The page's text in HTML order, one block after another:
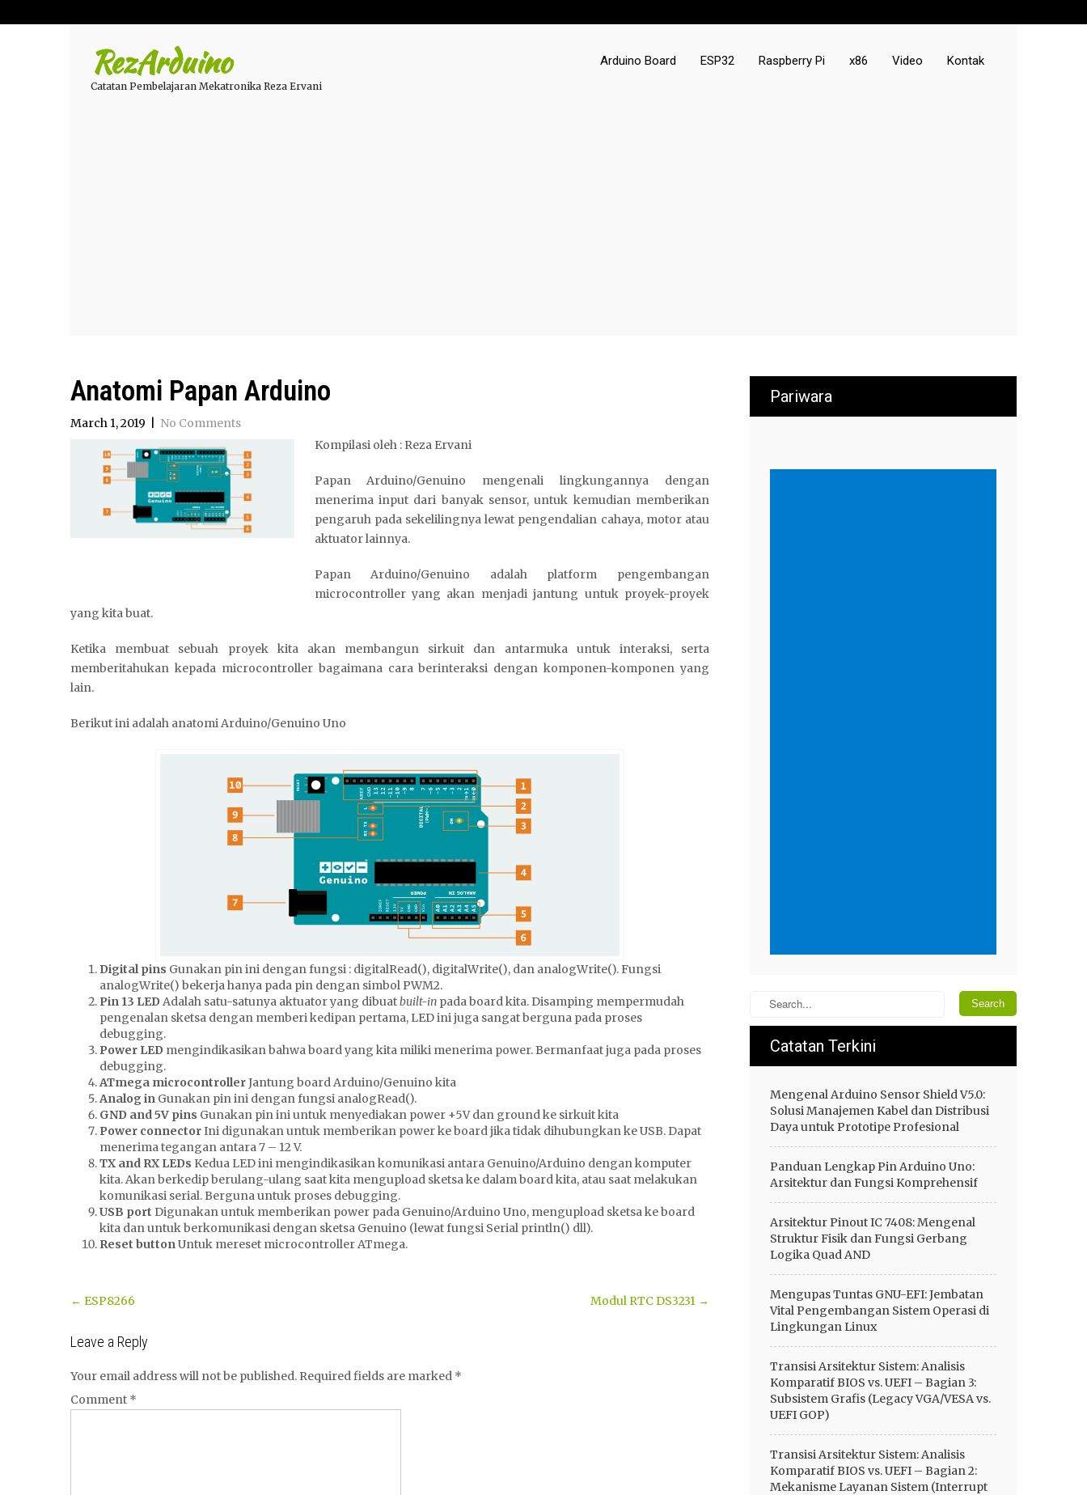
RezArduino
Catatan Pembelajaran Mekatronika Reza Ervani
Arduino Board ESP32 Raspberry Pi x86 Video Kontak
Anatomi Papan Arduino
March 1, 2019
No Comments
Kompilasi oleh : Reza Ervani
Papan Arduino/Genuino mengenali lingkungannya dengan
menerima input dari banyak sensor, untuk kemudian memberikan
pengaruh pada sekelilingnya lewat pengendalian cahaya, motor atau
aktuator lainnya.
Papan Arduino/Genuino adalah platform pengembangan
microcontroller yang akan menjadi jantung untuk proyek-proyek
yang kita buat.
Ketika membuat sebuah proyek kita akan membangun sirkuit dan antarmuka untuk interaksi, serta
memberitahukan kepada microcontroller bagaimana cara berinteraksi dengan komponen-komponen yang
lain.
Berikut ini adalah anatomi Arduino/Genuino Uno
Digital pins Gunakan pin ini dengan fungsi : digitalRead(), digitalWrite(), dan analogWrite(). Fungsi
analogWrite() bekerja hanya pada pin dengan simbol PWM2.
Pin 13 LED Adalah satu-satunya aktuator yang dibuatbuilt-in pada board kita. Disamping mempermudah
pengenalan sketsa dengan memberi kedipan pertama, LED ini juga sangat berguna pada proses
debugging.
Power LED mengindikasikan bahwa board yang kita miliki menerima power. Bermanfaat juga pada proses
debugging.
ATmega microcontrollerJantung board Arduino/Genuino kita
Analog in Gunakan pin ini dengan fungsi analogRead().
GND and 5V pins Gunakan pin ini untuk menyediakan power +5V dan ground ke sirkuit kita
Power connectorIni digunakan untuk memberikan power ke board jika tidak dihubungkan ke USB. Dapat
menerima tegangan antara 7 – 12 V.
TX and RX LEDs Kedua LED ini mengindikasikan komunikasi antara Genuino/Arduino dengan komputer
kita. Akan berkedip berulang-ulang saat kita mengupload sketsa ke dalam board kita, atau saat melakukan
komunikasi serial. Berguna untuk proses debugging.
USB port Digunakan untuk memberikan power pada Genuino/Arduino Uno, mengupload sketsa ke board
kita dan untuk berkomunikasi dengan sketsa Genuino (lewat fungsi Serial println() dll).
Reset buttonUntuk mereset microcontroller ATmega.
Post
← ESP8266 Modul RTC DS3231 →
Leave a Reply
Your email address will not be published. Required fields are marked *
Comment *
Pariwara
Catatan Terkini
Mengenal Arduino Sensor Shield V5.0:
Solusi Manajemen Kabel dan Distribusi
Daya untuk Prototipe Profesional
Panduan Lengkap Pin Arduino Uno:
Arsitektur dan Fungsi Komprehensif
Arsitektur Pinout IC 7408: Mengenal
Struktur Fisik dan Fungsi Gerbang
Logika Quad AND
Mengupas Tuntas GNU-EFI: Jembatan
Vital Pengembangan Sistem Operasi di
Lingkungan Linux
Transisi Arsitektur Sistem: Analisis
Komparatif BIOS vs. UEFI – Bagian 3:
Subsistem Grafis (Legacy VGA/VESA vs.
UEFI GOP)
Transisi Arsitektur Sistem: Analisis
Komparatif BIOS vs. UEFI – Bagian 2:
Mekanisme Layanan Sistem (Interrupt